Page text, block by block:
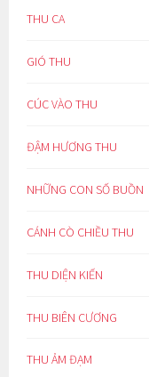
THU CA
GIÓ THU
CÚC VÀO THU
ĐẬM HƯƠNG THU
NHỮNG CON SỐ BUỒN
CÁNH CÒ CHIỀU THU
THU DIỆN KIẾN
THU BIÊN CƯƠNG
THU ẢM ĐẠM